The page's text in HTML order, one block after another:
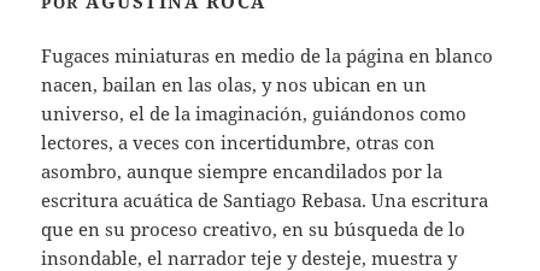
Fugaces miniaturas en medio de la página en blanco
nacen, bailan en las olas, y nos ubican en un
universo, el de la imaginación, guiándonos como
lectores, a veces con incertidumbre, otras con
asombro, aunque siempre encandilados por la
escritura acuática de Santiago Rebasa. Una escritura
que en su proceso creativo, en su búsqueda de lo
insondable, el narrador teje y desteje, muestra y